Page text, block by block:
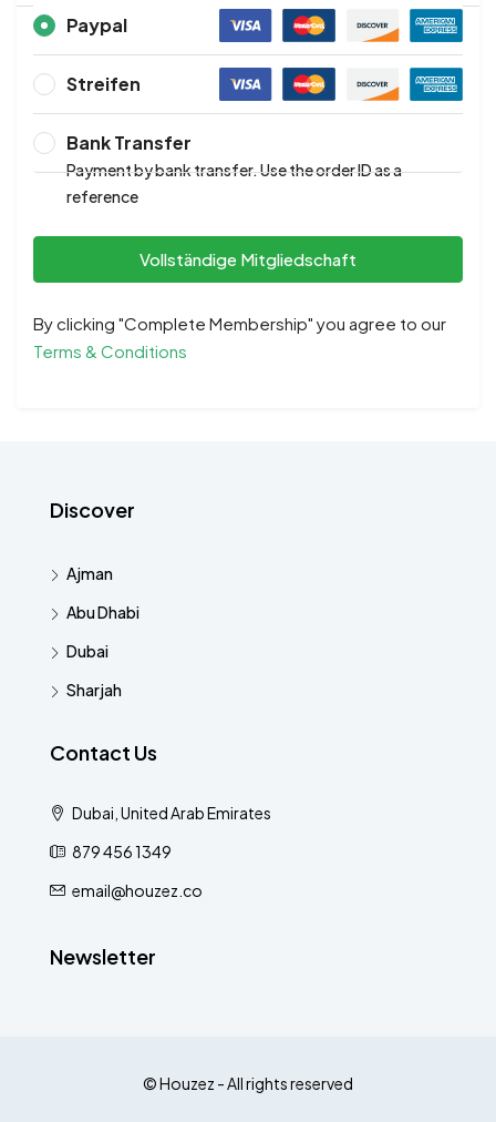
Paypal
Streifen
Bank Transfer
Payment by bank transfer. Use the order ID as a
reference
Vollständige Mitgliedschaft
By clicking "Complete Membership" you agree to our
Terms & Conditions
Discover
Ajman
Abu Dhabi
Dubai
Sharjah
Contact Us
Dubai, United Arab Emirates
879 456 1349
email@houzez.co
Newsletter
© Houzez - All rights reserved